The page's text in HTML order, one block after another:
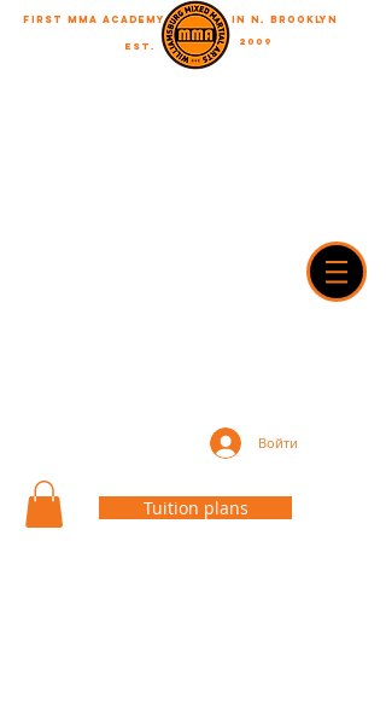
EST. 2009
in N. Brooklyn
First MMA academy
Войти
Tuition plans